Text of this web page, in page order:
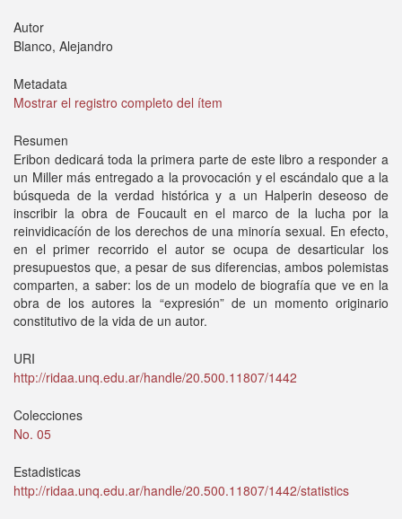
Autor
Blanco, Alejandro
Metadata
Mostrar el registro completo del ítem
Resumen
Eribon dedicará toda la primera parte de este libro a responder a
un Miller más entregado a la provocación y el escándalo que a la
búsqueda de la verdad histórica y a un Halperin deseoso de
inscribir la obra de Foucault en el marco de la lucha por la
reinvidicacíón de los derechos de una minoría sexual. En efecto,
en el primer recorrido el autor se ocupa de desarticular los
presupuestos que, a pesar de sus diferencias, ambos polemistas
comparten, a saber: los de un modelo de biografía que ve en la
obra de los autores la “expresión” de un momento originario
constitutivo de la vida de un autor.
URI
http://ridaa.unq.edu.ar/handle/20.500.11807/1442
Colecciones
No. 05
Estadisticas
http://ridaa.unq.edu.ar/handle/20.500.11807/1442/statistics